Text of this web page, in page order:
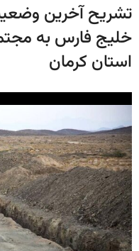
تشریح آخرین
خلیج فارس به
استان کرمان